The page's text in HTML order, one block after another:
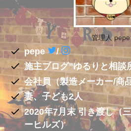
管理人 pepe
pepe
/
施主ブログ”ゆるりと相談
会社員（製造メーカー/商
妻、子ども2人
2020年7月末 引き渡し（
ーヒルズ）